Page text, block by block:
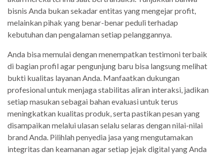
bisnis Anda bukan sekadar entitas yang mengejar profit,
melainkan pihak yang benar-benar peduli terhadap
kebutuhan dan pengalaman setiap pelanggannya.
Anda bisa memulai dengan menempatkan testimoni terbaik
di bagian profil agar pengunjung baru bisa langsung melihat
bukti kualitas layanan Anda. Manfaatkan dukungan
profesional untuk menjaga stabilitas aliran interaksi, jadikan
setiap masukan sebagai bahan evaluasi untuk terus
meningkatkan kualitas produk, serta pastikan pesan yang
disampaikan melalui ulasan selalu selaras dengan nilai-nilai
brand Anda. Pilihlah penyedia jasa yang mengutamakan
integritas dan keamanan agar setiap jejak digital yang Anda